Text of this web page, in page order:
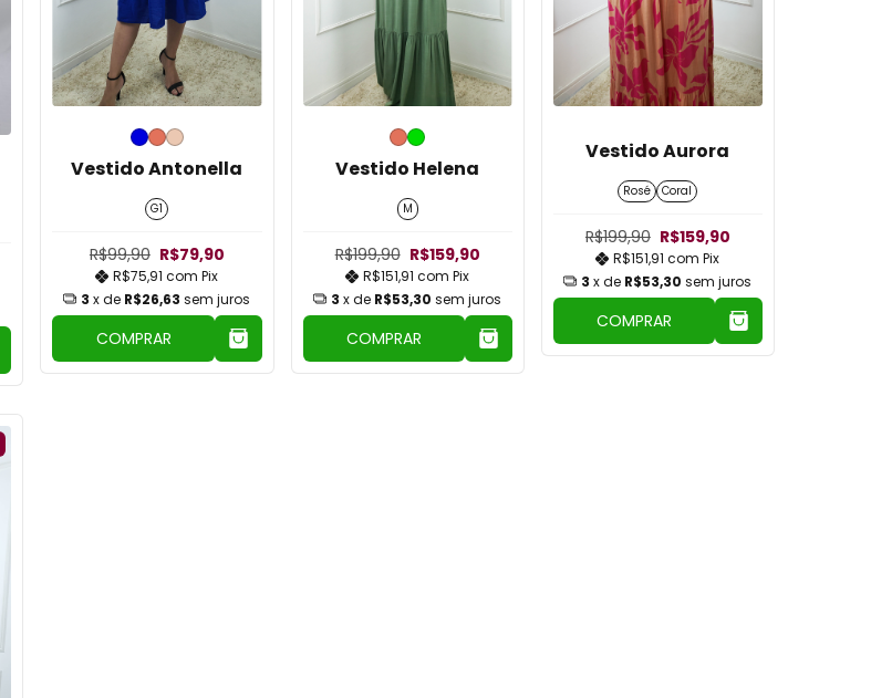
Vestido Antonella
G1
R$99,90 R$79,90
R$75,91com Pix
3 x de R$26,63 sem juros
COMPRAR
Vestido Helena
M
R$199,90 R$159,90
R$151,91com Pix
3 x de R$53,30 sem juros
COMPRAR
Vestido Aurora
Rosé Coral
R$199,90 R$159,90
R$151,91com Pix
3 x de R$53,30 sem juros
COMPRAR